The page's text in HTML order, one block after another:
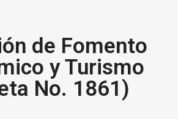
de Fomento
y Turismo
No. 1861)